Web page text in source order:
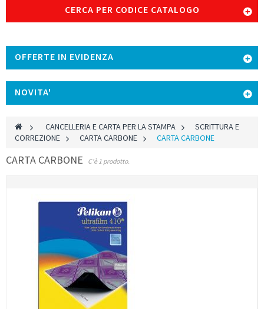
CERCA PER CODICE CATALOGO
OFFERTE IN EVIDENZA
NOVITA'
> CANCELLERIA E CARTA PER LA STAMPA >
SCRITTURA E
CORREZIONE > CARTA CARBONE > CARTA CARBONE
CARTA CARBONE C'è 1 prodotto.